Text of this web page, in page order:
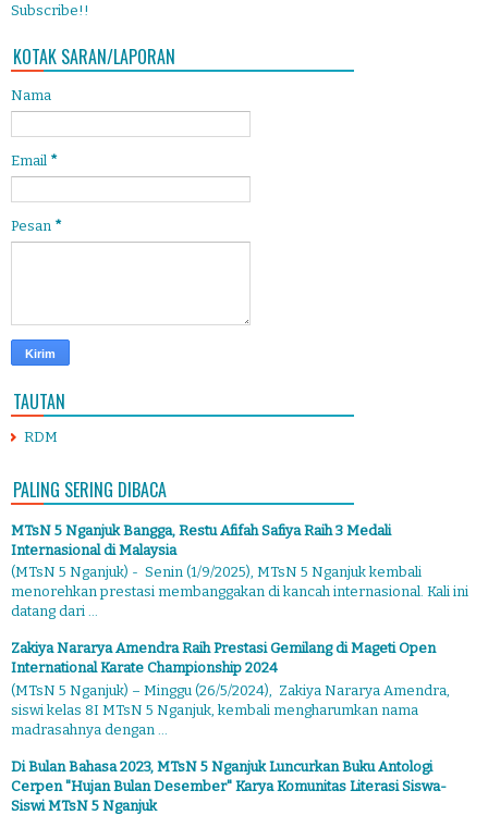
Subscribe!!
KOTAK SARAN/LAPORAN
Nama
Email *
Pesan *
TAUTAN
RDM
PALING SERING DIBACA
MTsN 5 Nganjuk Bangga, Restu Afifah Safiya Raih 3 Medali
Internasional di Malaysia
(MTsN 5 Nganjuk) - Senin (1/9/2025), MTsN 5 Nganjuk kembali
menorehkan prestasi membanggakan di kancah internasional. Kali ini
datang dari ...
Zakiya Nararya Amendra Raih Prestasi Gemilang di Mageti Open
International Karate Championship 2024
(MTsN 5 Nganjuk) – Minggu (26/5/2024), Zakiya Nararya Amendra,
siswi kelas 8I MTsN 5 Nganjuk, kembali mengharumkan nama
madrasahnya dengan ...
Di Bulan Bahasa 2023, MTsN 5 Nganjuk Luncurkan Buku Antologi
Cerpen "Hujan Bulan Desember" Karya Komunitas Literasi Siswa-
Siswi MTsN 5 Nganjuk